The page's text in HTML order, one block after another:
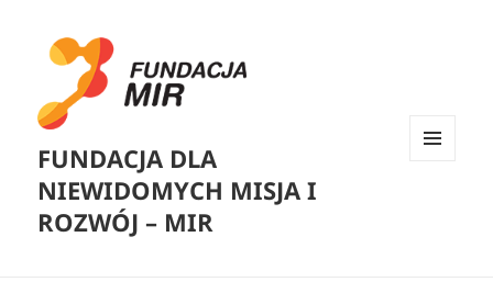
FUNDACJA DLA
NIEWIDOMYCH MISJA I
ROZWÓJ – MIR